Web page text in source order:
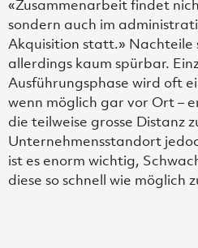
«Zusammenarbeit findet
sondern auch im
Akquisition statt.» Nachteile
allerdings kaum spürbar.
Ausführungsphase wird oft
wenn möglich gar vor Ort –
die teilweise grosse Distanz
Unternehmensstandort
ist es enorm wichtig,
diese so schnell wie möglich